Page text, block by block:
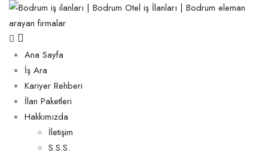
Ana Sayfa
İş Ara
Kariyer Rehberi
İlan Paketleri
Hakkımızda
İletişim
S.S.S.